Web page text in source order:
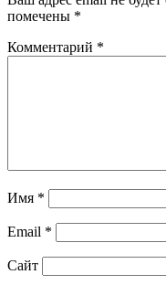
помечены *
Комментарий *
Имя *
Email *
Сайт